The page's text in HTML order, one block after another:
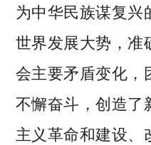
为中华民族谋复兴
世界发展大势，准
会主要矛盾变化，
不懈奋斗，创造了
主义革命和建设、